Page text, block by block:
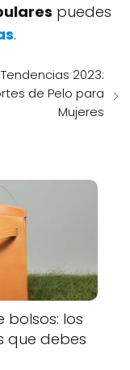
puedes
.
Tendencias 2023:
de Pelo para
Mujeres
bolsos: los
que debes